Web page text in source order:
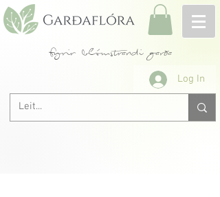
fyrir blómstrandi garða
Log In